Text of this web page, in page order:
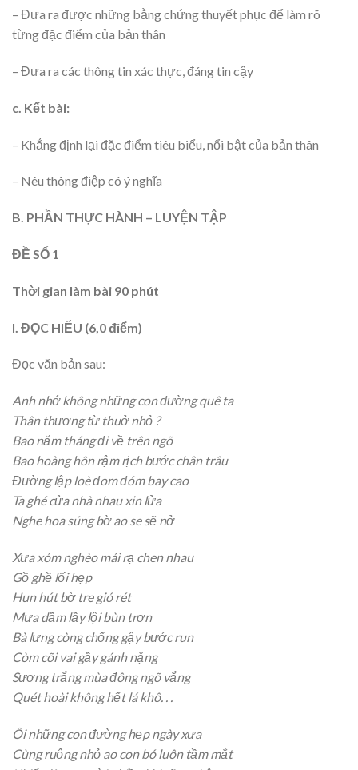
– Đưa ra được những bằng chứng thuyết phục để làm rõ
từng đặc điểm của bản thân
– Đưa ra các thông tin xác thực, đáng tin cậy
c. Kết bài:
– Khẳng định lại đặc điểm tiêu biểu, nổi bật của bản thân
– Nêu thông điệp có ý nghĩa
B. PHẦN THỰC HÀNH – LUYỆN TẬP
ĐỀ SỐ 1
Thời gian làm bài 90 phút
I. ĐỌC HIỂU (6,0 điểm)
Đọc văn bản sau:
Anh nhớ không những con đường quê ta
Thân thương từ thuở nhỏ ?
Bao năm tháng đi về trên ngõ
Bao hoàng hôn rậm rịch bước chân trâu
Đường lập loè đom đóm bay cao
Ta ghé cửa nhà nhau xin lửa
Nghe hoa súng bờ ao se sẽ nở
Xưa xóm nghèo mái rạ chen nhau
Gồ ghề lối hẹp
Hun hút bờ tre gió rét
Mưa dầm lầy lội bùn trơn
Bà lưng còng chống gậy bước run
Còm cõi vai gầy gánh nặng
Sương trắng mùa đông ngõ vắng
Quét hoài không hết lá khô. . .
Ôi những con đường hẹp ngày xưa
Cùng ruộng nhỏ ao con bó luôn tầm mắt